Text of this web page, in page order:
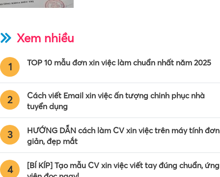
Xem nhiều
1 TOP 10 mẫu đơn xin việc làm chuẩn nhất năm 2025
2
Cách viết Email xin việc ấn tượng chinh phục nhà
tuyển dụng
3
HƯỚNG DẪN cách làm CV xin việc trên máy tính đơn
giản, đẹp mắt
4
[BÍ KÍP] Tạo mẫu CV xin việc viết tay đúng chuẩn, ứng